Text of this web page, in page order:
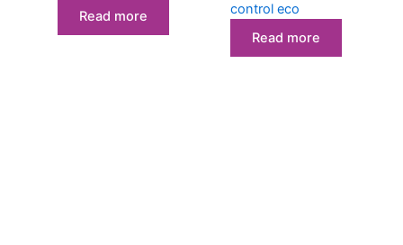
Read more
control eco
Read more